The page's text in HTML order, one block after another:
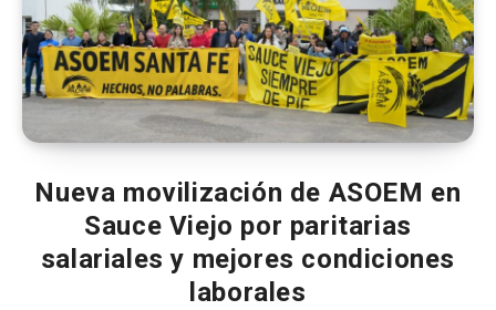
Nueva movilización de ASOEM en
Sauce Viejo por paritarias
salariales y mejores condiciones
laborales